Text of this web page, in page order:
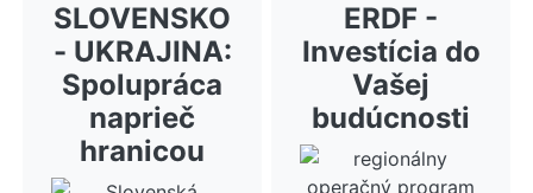
SLOVENSKO
- UKRAJINA:
Spolupráca
naprieč
hranicou
ERDF -
Investícia do
Vašej
budúcnosti